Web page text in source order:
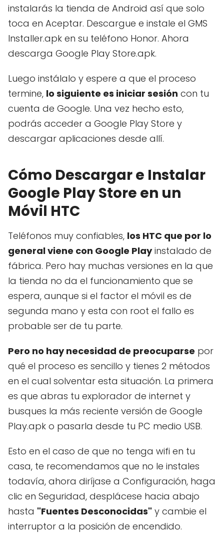
instalarás la tienda de Android así que solo
toca en Aceptar. Descargue e instale el GMS
Installer.apk en su teléfono Honor. Ahora
descarga Google Play Store.apk.
Luego instálalo y espere a que el proceso
termine, lo siguiente es iniciar sesión con tu
cuenta de Google. Una vez hecho esto,
podrás acceder a Google Play Store y
descargar aplicaciones desde allí.
Cómo Descargar e Instalar
Google Play Store en un
Móvil HTC
Teléfonos muy confiables, los HTC que por lo
general viene con Google Playinstalado de
fábrica. Pero hay muchas versiones en la que
la tienda no da el funcionamiento que se
espera, aunque si el factor el móvil es de
segunda mano y esta con root el fallo es
probable ser de tu parte.
Pero no hay necesidad de preocuparse por
qué el proceso es sencillo y tienes 2 métodos
en el cual solventar esta situación. La primera
es que abras tu explorador de internet y
busques la más reciente versión de Google
Play.apk o pasarla desde tu PC medio USB.
Esto en el caso de que no tenga wifi en tu
casa, te recomendamos que no le instales
todavía, ahora diríjase a Configuración, haga
clic en Seguridad, desplácese hacia abajo
hasta "Fuentes Desconocidas" y cambie el
interruptor a la posición de encendido.